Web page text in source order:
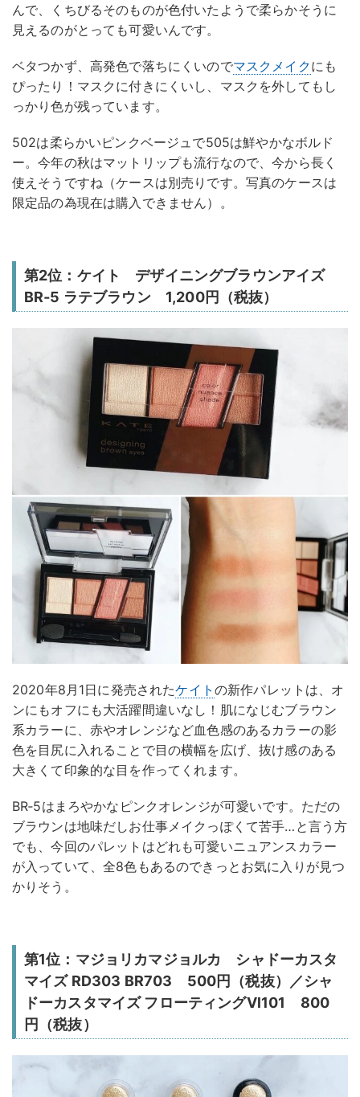
んで、くちびるそのものが色付いたようで柔らかそうに
見えるのがとっても可愛いんです。
ベタつかず、高発色で落ちにくいのでマスクメイクにも
ぴったり！マスクに付きにくいし、マスクを外してもし
っかり色が残っています。
502は柔らかいピンクベージュで505は鮮やかなボルド
ー。今年の秋はマットリップも流行なので、今から長く
使えそうですね（ケースは別売りです。写真のケースは
限定品の為現在は購入できません）。
第2位：ケイト デザイニングブラウンアイズ
BR‐5 ラテブラウン 1,200円（税抜）
2020年8月1日に発売されたケイト の新作パレットは、オ
ンにもオフにも大活躍間違いなし！肌になじむブラウン
系カラーに、赤やオレンジなど血色感のあるカラーの影
色を目尻に入れることで目の横幅を広げ、抜け感のある
大きくて印象的な目を作ってくれます。
BR‐5はまろやかなピンクオレンジが可愛いです。ただの
ブラウンは地味だしお仕事メイクっぽくて苦手…と言う方
でも、今回のパレットはどれも可愛いニュアンスカラー
が入っていて、全8色もあるのできっとお気に入りが見つ
かりそう。
第1位：マジョリカマジョルカ シャドーカスタ
マイズ RD303 BR703 500円（税抜）／シャ
ドーカスタマイズ フローティングVl101 800
円（税抜）